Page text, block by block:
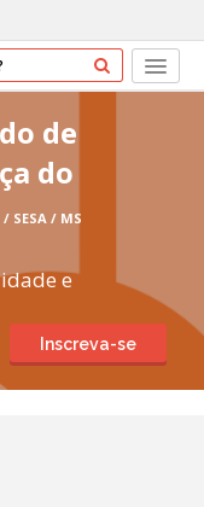
de
do
/ SESA / MS
e
Inscreva-se